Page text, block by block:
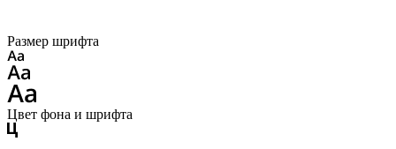
Размер шрифта
Цвет фона и шрифта